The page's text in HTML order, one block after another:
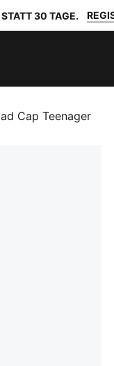
30 TAGE.
Cap Teenager